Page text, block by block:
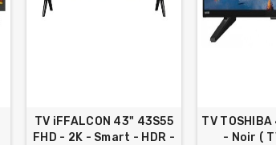
TV iFFALCON 43" 43S55
FHD - 2K - Smart - HDR -
TV TOSHIBA
- Noir (